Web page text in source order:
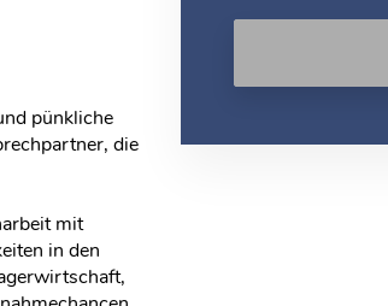
pünkliche
die
mit
in den